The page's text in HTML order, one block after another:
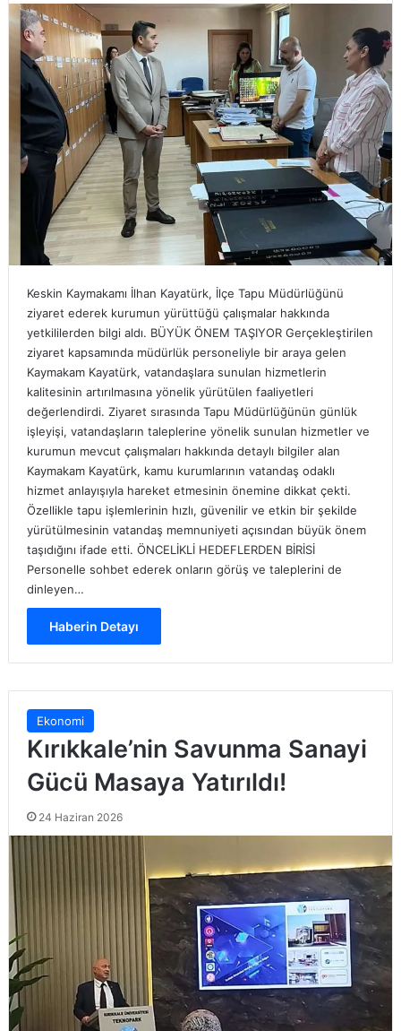
Keskin Kaymakamı İlhan Kayatürk, İlçe Tapu Müdürlüğünü
ziyaret ederek kurumun yürüttüğü çalışmalar hakkında
yetkililerden bilgi aldı. BÜYÜK ÖNEM TAŞIYOR Gerçekleştirilen
ziyaret kapsamında müdürlük personeliyle bir araya gelen
Kaymakam Kayatürk, vatandaşlara sunulan hizmetlerin
kalitesinin artırılmasına yönelik yürütülen faaliyetleri
değerlendirdi. Ziyaret sırasında Tapu Müdürlüğünün günlük
işleyişi, vatandaşların taleplerine yönelik sunulan hizmetler ve
kurumun mevcut çalışmaları hakkında detaylı bilgiler alan
Kaymakam Kayatürk, kamu kurumlarının vatandaş odaklı
hizmet anlayışıyla hareket etmesinin önemine dikkat çekti.
Özellikle tapu işlemlerinin hızlı, güvenilir ve etkin bir şekilde
yürütülmesinin vatandaş memnuniyeti açısından büyük önem
taşıdığını ifade etti. ÖNCELİKLİ HEDEFLERDEN BİRİSİ
Personelle sohbet ederek onların görüş ve taleplerini de
dinleyen…
Haberin Detayı
Ekonomi
Kırıkkale’nin Savunma Sanayi
Gücü Masaya Yatırıldı!
24 Haziran 2026